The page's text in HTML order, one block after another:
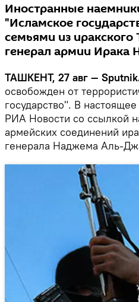
Иностранные
"Исламское
семьями из
генерал армии
ТАШКЕНТ, 27 авг —
освобожден от
государство". В
РИА Новости со ссылкой
армейских соединений
генерала Наджема Аль-